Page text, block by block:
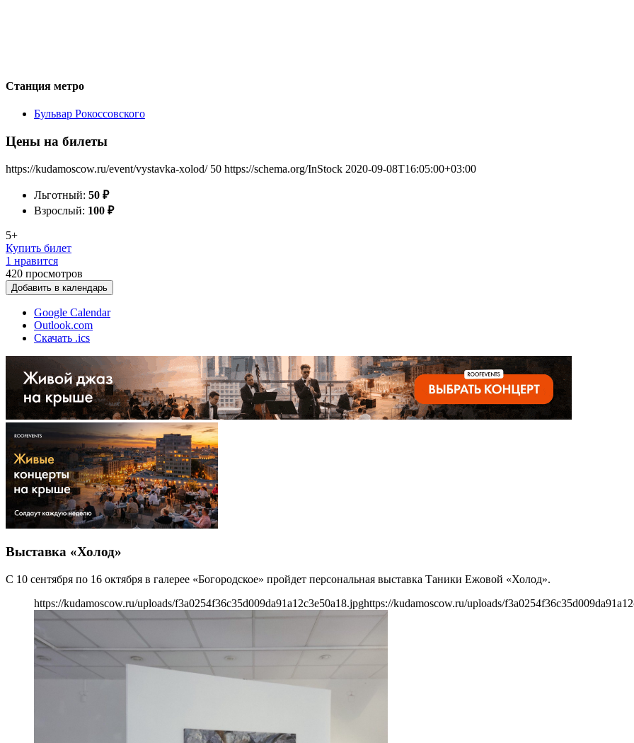
Станция метро
Бульвар Рокоссовского
Цены на билеты
https://kudamoscow.ru/event/vystavka-xolod/ 50 https://schema.org/InStock 2020-09-08T16:05:00+03:00
Льготный: 50 ₽
Взрослый: 100 ₽
5+
Купить билет
1 нравится
420 просмотров
Добавить в календарь
Google Calendar
Outlook.com
Скачать .ics
Выставка «Холод»
С 10 сентября по 16 октября в галерее «Богородское» пройдет персональная выставка Таники Ежовой «Холод».
https://kudamoscow.ru/uploads/f3a0254f36c35d009da91a12c3e50a18.jpghttps://kudamoscow.ru/uploads/